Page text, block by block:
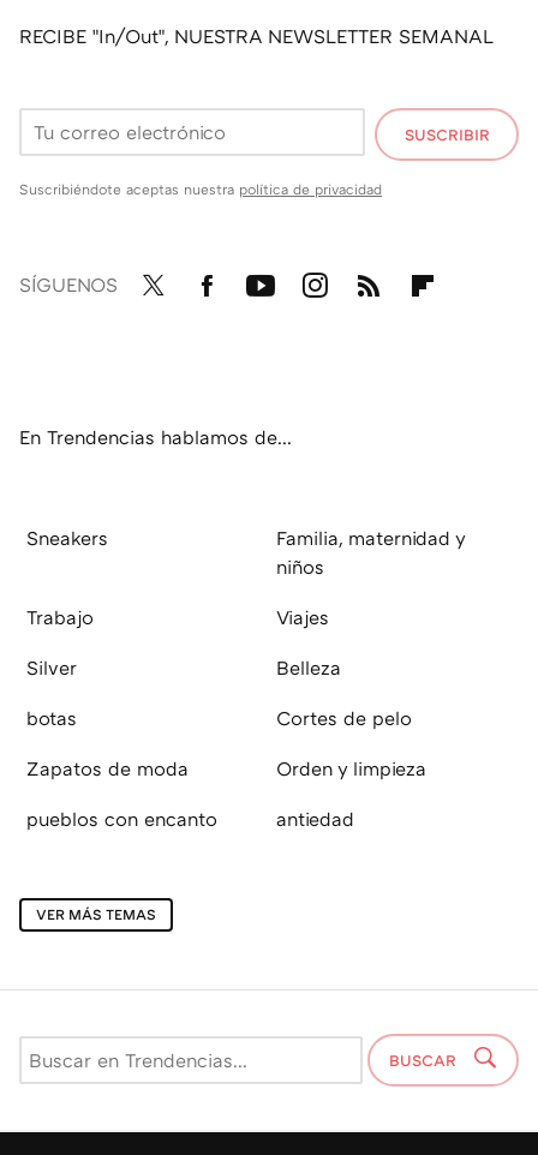
RECIBE "In/Out", NUESTRA NEWSLETTER SEMANAL
SUSCRIBIR
Suscribiéndote aceptas nuestra política de privacidad
SÍGUENOS
En Trendencias hablamos de...
Sneakers
Familia, maternidad y
niños
Trabajo Viajes
Silver Belleza
botas Cortes de pelo
Zapatos de moda Orden y limpieza
pueblos con encanto antiedad
VER MÁS TEMAS
BUSCAR